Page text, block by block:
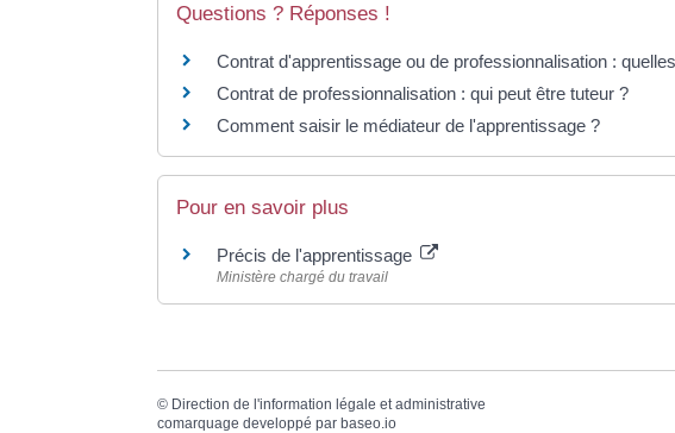
Questions ? Réponses !
Contrat d'apprentissage ou de professionnalisation :
Contrat de professionnalisation : qui peut être tuteur ?
Comment saisir le médiateur de l'apprentissage ?
Pour en savoir plus
Précis de l'apprentissage
Ministère chargé du travail
© Direction de l'information légale et administrative
comarquage developpé par baseo.io